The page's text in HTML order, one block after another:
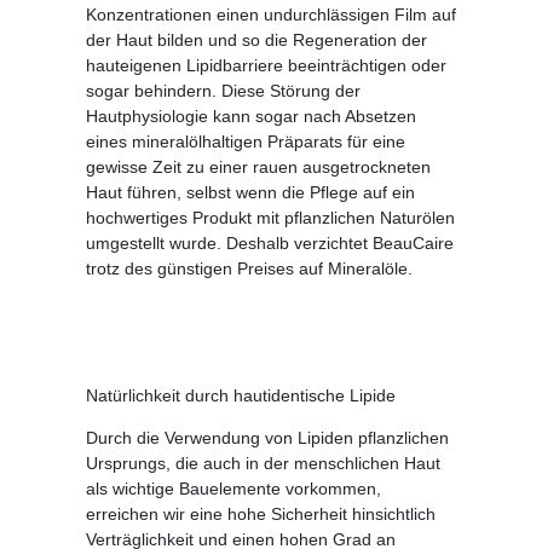
Konzentrationen einen undurchlässigen Film auf
der Haut bilden und so die Regeneration der
hauteigenen Lipidbarriere beeinträchtigen oder
sogar behindern. Diese Störung der
Hautphysiologie kann sogar nach Absetzen
eines mineralölhaltigen Präparats für eine
gewisse Zeit zu einer rauen ausgetrockneten
Haut führen, selbst wenn die Pflege auf ein
hochwertiges Produkt mit pflanzlichen Naturölen
umgestellt wurde. Deshalb verzichtet BeauCaire
trotz des günstigen Preises auf Mineralöle.
Natürlichkeit durch hautidentische Lipide
Durch die Verwendung von Lipiden pflanzlichen
Ursprungs, die auch in der menschlichen Haut
als wichtige Bauelemente vorkommen,
erreichen wir eine hohe Sicherheit hinsichtlich
Verträglichkeit und einen hohen Grad an